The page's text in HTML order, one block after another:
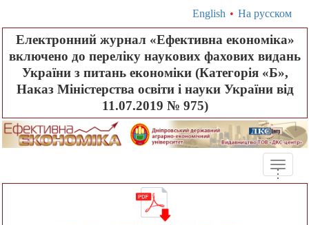
English • На русском
Електронний журнал «Ефективна економіка»
включено до переліку наукових фахових видань
України з питань економіки (Категорія «Б»,
Наказ Міністерства освіти і науки України від
11.07.2019 № 975)
Toggle
...